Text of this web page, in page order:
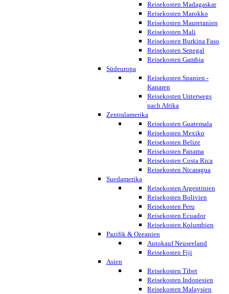
Reisekosten Madagaskar
Reisekosten Marokko
Reisekosten Mauretanien
Reisekosten Mali
Reisekosten Burkina Faso
Reisekosten Senegal
Reisekosten Gambia
Südeuropa
Reisekosten Spanien -
Kanaren
Reisekosten Unterwegs
nach Afrika
Zentralamerika
Reisekosten Guatemala
Reisekosten Mexiko
Reisekosten Belize
Reisekosten Panama
Reisekosten Costa Rica
Reisekosten Nicaragua
Suedamerika
Reisekosten Argentinien
Reisekosten Bolivien
Reisekosten Peru
Reisekosten Ecuador
Reisekosten Kolumbien
Pazifik & Ozeanien
Autokauf Neuseeland
Reisekosten Fiji
Asien
Reisekosten Tibet
Reisekosten Indonesien
Reisekosten Malaysien